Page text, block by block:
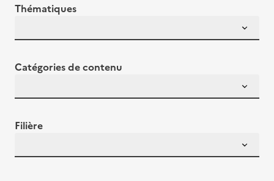
Thématiques
Catégories de contenu
Filière